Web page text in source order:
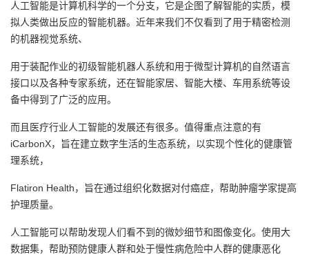
人工智能是计算机科学的一个分支，它是企图了解智能的实质，模
拟人类做出反应的智能机器。近年来我们不仅看到了用于精密检测
的机器视觉系统、
用于装配作业的初级智能机器人系统和用于微型计算机的自然语言
接口以及各种专家系统，还在智能家居、智能大楼、车用系统等设
备中得到了广泛的应用。
而且医疗行业人工智能的发展还有很多。值得重点注意的有
iCarbonX，
旨在建立数字生活的生态系统，以实现个性化的健康管
理系统，
Flatiron Health，旨在通过组织化数据对付癌症，帮助肿瘤学家提高
护理质量。
人工智能可以帮助发现人们看不到的微妙细节和图像变化。使用大
数据集，帮助预防健康人群和处于慢性病危险中人群的健康恶化